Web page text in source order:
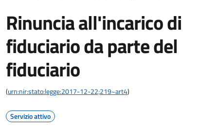
Rinuncia all'incarico di
fiduciario da parte del
fiduciario
(urn:nir:stato:legge:2017-12-22;219~art4)
Servizio attivo